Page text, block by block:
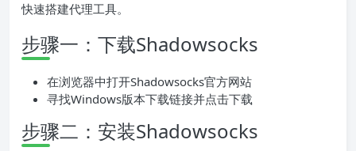
快速搭建代理工具。
步骤一：下载Shadowsocks
在浏览器中打开Shadowsocks官方网站
寻找Windows版本下载链接并点击下载
步骤二：安装Shadowsocks